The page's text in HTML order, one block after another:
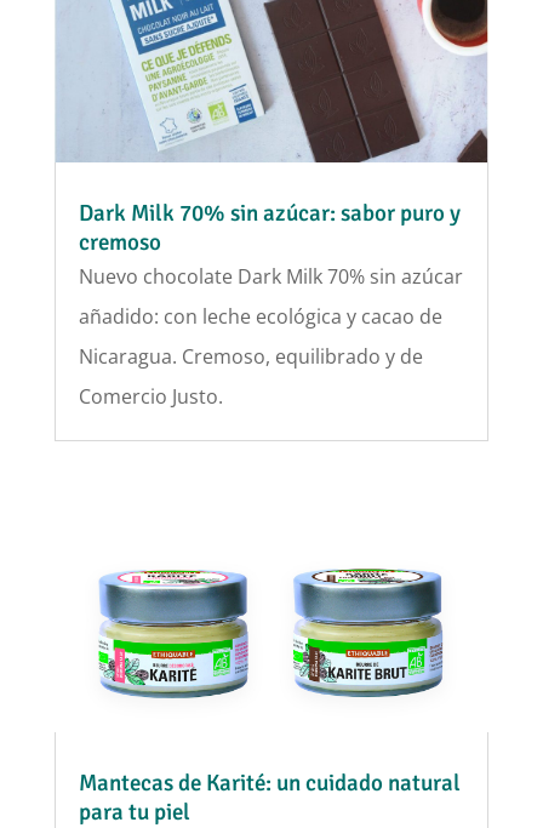
Dark Milk 70% sin azúcar: sabor puro y
cremoso
Nuevo chocolate Dark Milk 70% sin azúcar
añadido: con leche ecológica y cacao de
Nicaragua. Cremoso, equilibrado y de
Comercio Justo.
Mantecas de Karité: un cuidado natural
para tu piel